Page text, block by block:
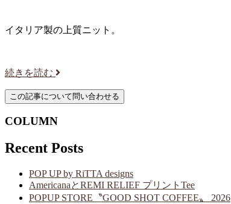
イタリア製の上質ニット。
続きを読む
COLUMN
Recent Posts
POP UP by RiTTA designs
AmericanaとREMI RELIEF プリントTee
POPUP STORE〝GOOD SHOT COFFEE〟 2026